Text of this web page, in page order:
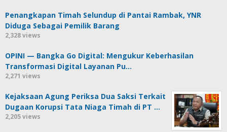
Penangkapan Timah Selundup di Pantai Rambak, YNR
Diduga Sebagai Pemilik Barang
2,328 views
OPINI — Bangka Go Digital: Mengukur Keberhasilan
Transformasi Digital Layanan Pu…
2,271 views
Kejaksaan Agung Periksa Dua Saksi Terkait
Dugaan Korupsi Tata Niaga Timah di PT …
2,205 views